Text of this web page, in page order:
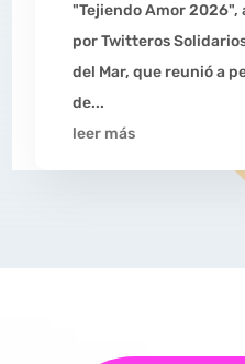
"Tejiendo Amor
por Twitteros
del Mar, que reunió a
de...
leer más